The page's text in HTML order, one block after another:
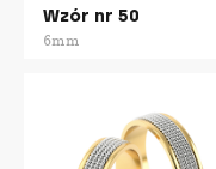
Wzór nr 50
6mm